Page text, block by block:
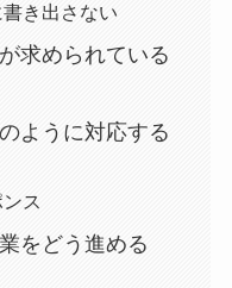
き出さない
求められている
ように対応する
ス
をどう進める